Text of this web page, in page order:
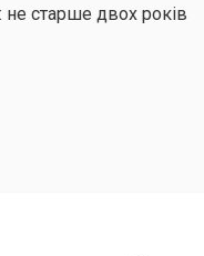
не старше двох років